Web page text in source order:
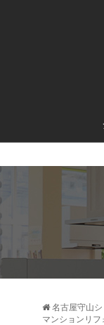
名古屋守山
マンションリ